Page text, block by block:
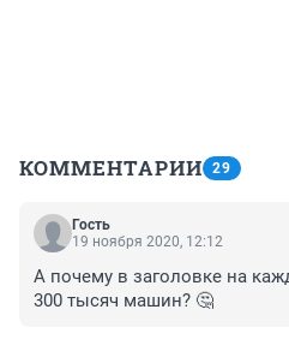
КОММЕНТАРИИ 29
Гость
19 ноября 2020, 12:12
А почему в заголовке на
300 тысяч машин? 🤔